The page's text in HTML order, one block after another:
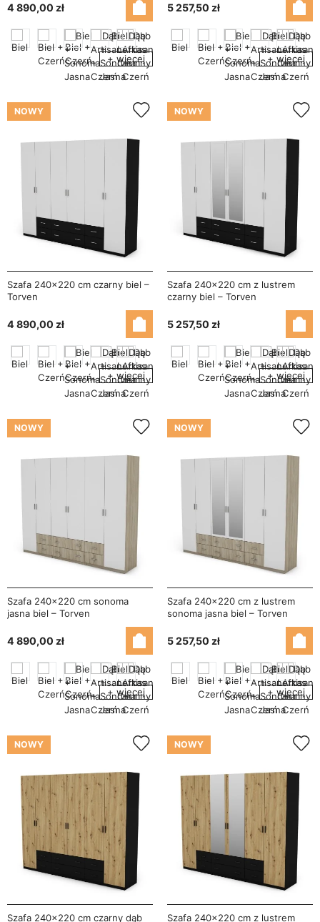
4 890,00 zł
+ więcej
5 257,50 zł
+ więcej
NOWY
Szafa 240x220 cm czarny biel –
Torven
4 890,00 zł
+ więcej
NOWY
Szafa 240x220 cm z lustrem
czarny biel – Torven
5 257,50 zł
+ więcej
NOWY
Szafa 240x220 cm sonoma
jasna biel – Torven
4 890,00 zł
+ więcej
NOWY
Szafa 240x220 cm z lustrem
sonoma jasna biel – Torven
5 257,50 zł
+ więcej
NOWY
Szafa 240x220 cm czarny dąb
NOWY
Szafa 240x220 cm z lustrem